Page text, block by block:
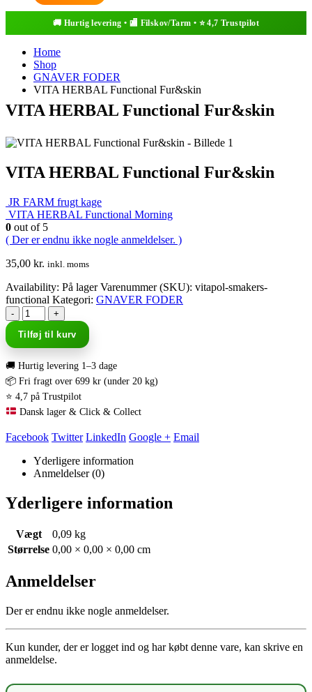
Home
Shop
GNAVER FODER
VITA HERBAL Functional Fur&skin
VITA HERBAL Functional Fur&skin
VITA HERBAL Functional Fur&skin
JR FARM frugt kage
VITA HERBAL Functional Morning
0 out of 5
( Der er endnu ikke nogle anmeldelser. )
35,00 kr. inkl. moms
Availability: På lager Varenummer (SKU): vitapol-smakers-
functional Kategori: GNAVER FODER
-
+
Tilføj til kurv
🚚 Hurtig levering 1–3 dage
📦 Fri fragt over 699 kr (under 20 kg)
⭐ 4,7 på Trustpilot
Dansk lager & Click & Collect
Facebook Twitter LinkedIn Google + Email
Yderligere information
Anmeldelser (0)
Yderligere information
Vægt
0,09 kg
Størrelse 0,00 × 0,00 × 0,00 cm
Anmeldelser
Der er endnu ikke nogle anmeldelser.
Kun kunder, der er logget ind og har købt denne vare, kan skrive en
anmeldelse.